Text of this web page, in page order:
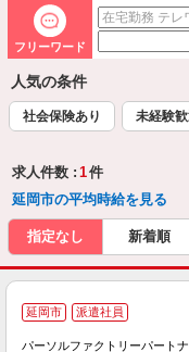
フリーワード
人気の条件
社会保険あり 未経験
求人件数 : 1件
延岡市の平均時給を見る
指定なし 新着順
延岡市 派遣社員
パーソルファクトリーパート